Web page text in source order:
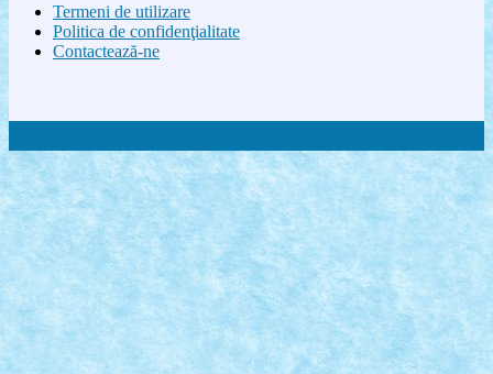
Termeni de utilizare
Politica de confidenţialitate
Contactează-ne